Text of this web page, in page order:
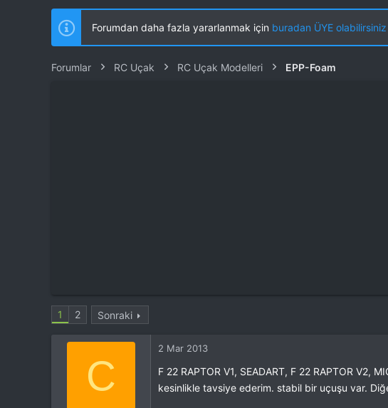
n
b
u
y
b
ş
a
n
g
ı
Forumdan daha fazla yararlanmak için buradan ÜYE olabilirsiniz
Forumlar RC Uçak RC Uçak Modelleri EPP-Foam
1 2 Sonraki
C
2 Mar 2013
F 22 RAPTOR V1, SEADART, F 22 RAPTOR V2,
kesinlikle tavsiye ederim. stabil bir uçuşu var.